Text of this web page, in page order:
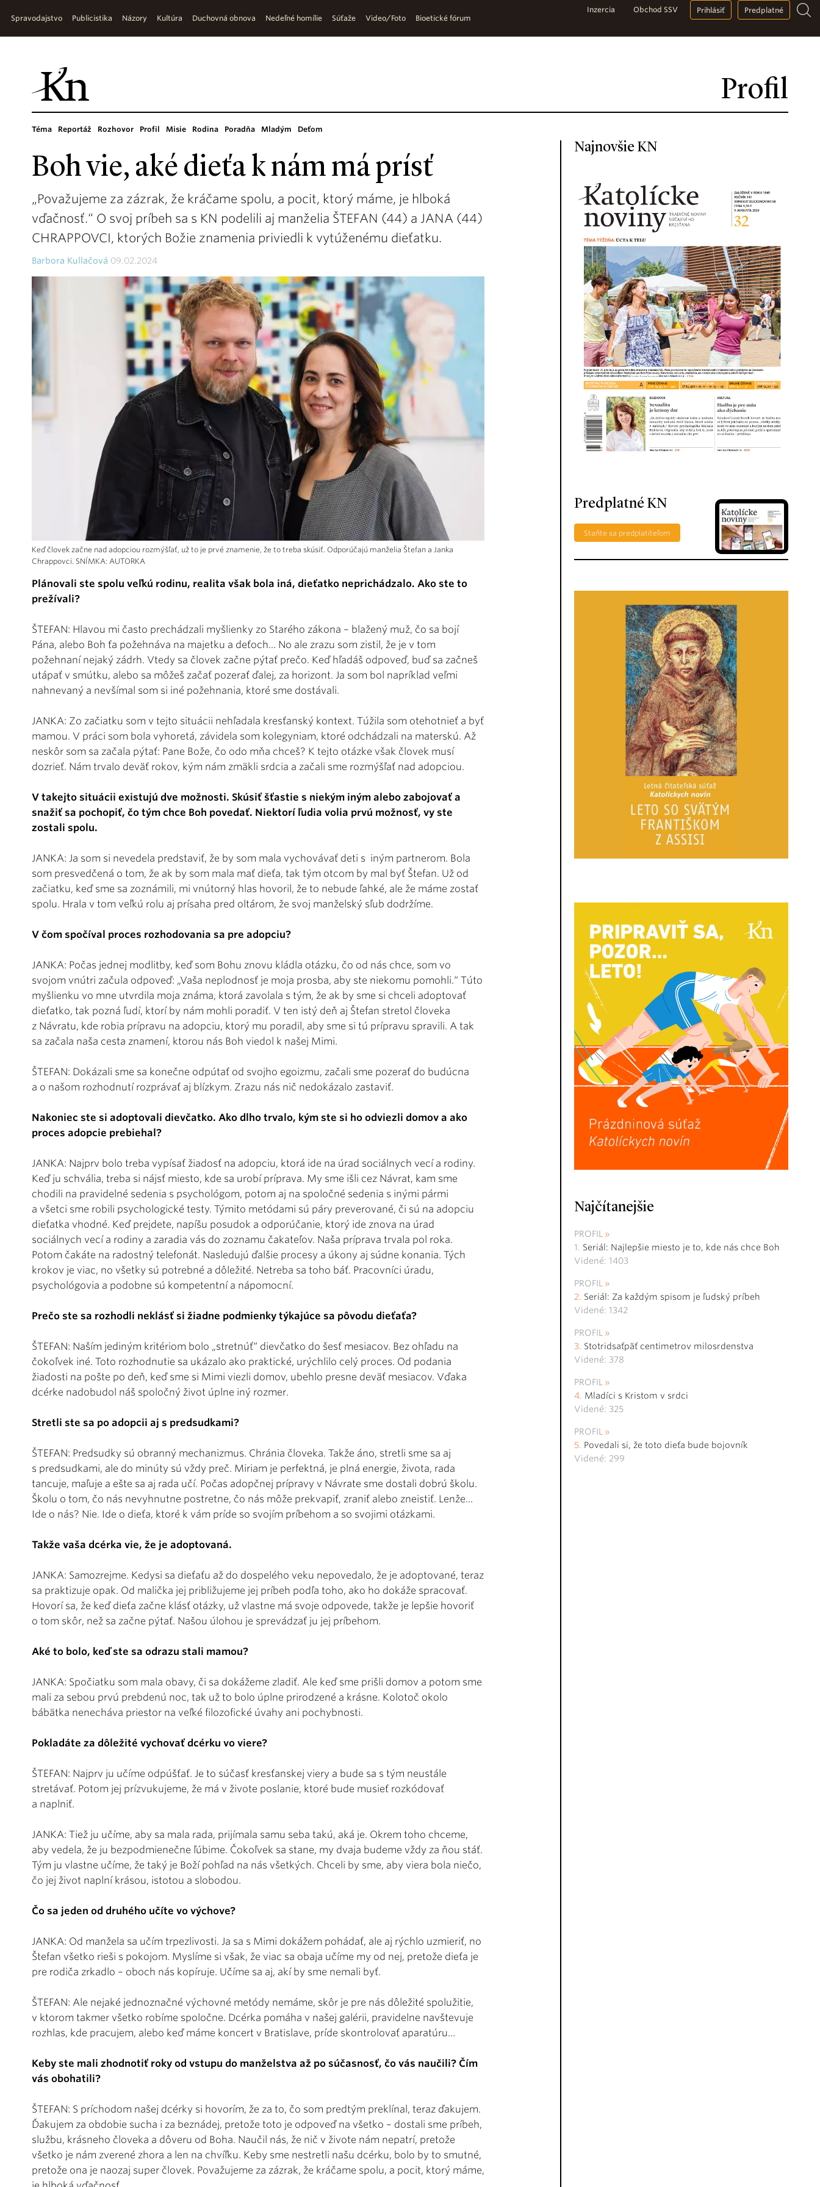
Profil
Spravodajstvo Publicistika Názory Kultúra Duchovná obnova Nedeľné homílie Súťaže Video/Foto Bioetické fórum
Inzercia Obchod SSV Prihlásiť Predplatné
Téma Reportáž Rozhovor Profil Misie Rodina Poradňa Mladým Deťom
Boh vie, aké dieťa k nám má prísť
„Považujeme za zázrak, že kráčame spolu, a pocit, ktorý máme, je hlboká
vďačnosť.“ O svoj príbeh sa s KN podelili aj manželia ŠTEFAN (44) a JANA (44)
CHRAPPOVCI, ktorých Božie znamenia priviedli k vytúženému dieťatku.
Barbora Kullačová 09.02.2024
Keď človek začne nad adopciou rozmýšľať, už to je prvé znamenie, že to treba skúsiť. Odporúčajú manželia Štefan a Janka
Chrappovci. SNÍMKA: AUTORKA
Plánovali ste spolu veľkú rodinu, realita však bola iná, dieťatko neprichádzalo. Ako ste to
prežívali?
ŠTEFAN: Hlavou mi často prechádzali myšlienky zo Starého zákona – blažený muž, čo sa bojí
Pána, alebo Boh ťa požehnáva na majetku a deťoch... No ale zrazu som zistil, že je v tom
požehnaní nejaký zádrh. Vtedy sa človek začne pýtať prečo. Keď hľadáš odpoveď, buď sa začneš
utápať v smútku, alebo sa môžeš začať pozerať ďalej, za horizont. Ja som bol napríklad veľmi
nahnevaný a nevšímal som si iné požehnania, ktoré sme dostávali.
JANKA: Zo začiatku som v tejto situácii nehľadala kresťanský kontext. Túžila som otehotnieť a byť
mamou. V práci som bola vyhoretá, závidela som kolegyniam, ktoré odchádzali na materskú. Až
neskôr som sa začala pýtať: Pane Bože, čo odo mňa chceš? K tejto otázke však človek musí
dozrieť. Nám trvalo deväť rokov, kým nám zmäkli srdcia a začali sme rozmýšľať nad adopciou.
V takejto situácii existujú dve možnosti. Skúsiť šťastie s niekým iným alebo zabojovať a
snažiť sa pochopiť, čo tým chce Boh povedať. Niektorí ľudia volia prvú možnosť, vy ste
zostali spolu.
JANKA: Ja som si nevedela predstaviť, že by som mala vychovávať deti s iným partnerom. Bola
som presvedčená o tom, že ak by som mala mať dieťa, tak tým otcom by mal byť Štefan. Už od
začiatku, keď sme sa zoznámili, mi vnútorný hlas hovoril, že to nebude ľahké, ale že máme zostať
spolu. Hrala v tom veľkú rolu aj prísaha pred oltárom, že svoj manželský sľub dodržíme.
V čom spočíval proces rozhodovania sa pre adopciu?
JANKA: Počas jednej modlitby, keď som Bohu znovu kládla otázku, čo od nás chce, som vo
svojom vnútri začula odpoveď: „Vaša neplodnosť je moja prosba, aby ste niekomu pomohli.“ Túto
myšlienku vo mne utvrdila moja známa, ktorá zavolala s tým, že ak by sme si chceli adoptovať
dieťatko, tak pozná ľudí, ktorí by nám mohli poradiť. V ten istý deň aj Štefan stretol človeka
z Návratu, kde robia prípravu na adopciu, ktorý mu poradil, aby sme si tú prípravu spravili. A tak
sa začala naša cesta znamení, ktorou nás Boh viedol k našej Mimi.
ŠTEFAN: Dokázali sme sa konečne odpútať od svojho egoizmu, začali sme pozerať do budúcna
a o našom rozhodnutí rozprávať aj blízkym. Zrazu nás nič nedokázalo zastaviť.
Nakoniec ste si adoptovali dievčatko. Ako dlho trvalo, kým ste si ho odviezli domov a ako
proces adopcie prebiehal?
JANKA: Najprv bolo treba vypísať žiadosť na adopciu, ktorá ide na úrad sociálnych vecí a rodiny.
Keď ju schvália, treba si nájsť miesto, kde sa urobí príprava. My sme išli cez Návrat, kam sme
chodili na pravidelné sedenia s psychológom, potom aj na spoločné sedenia s inými pármi
a všetci sme robili psychologické testy. Týmito metódami sú páry preverované, či sú na adopciu
dieťatka vhodné. Keď prejdete, napíšu posudok a odporúčanie, ktorý ide znova na úrad
sociálnych vecí a rodiny a zaradia vás do zoznamu čakateľov. Naša príprava trvala pol roka.
Potom čakáte na radostný telefonát. Nasledujú ďalšie procesy a úkony aj súdne konania. Tých
krokov je viac, no všetky sú potrebné a dôležité. Netreba sa toho báť. Pracovníci úradu,
psychológovia a podobne sú kompetentní a nápomocní.
Prečo ste sa rozhodli neklásť si žiadne podmienky týkajúce sa pôvodu dieťaťa?
ŠTEFAN: Naším jediným kritériom bolo „stretnúť“ dievčatko do šesť mesiacov. Bez ohľadu na
čokoľvek iné. Toto rozhodnutie sa ukázalo ako praktické, urýchlilo celý proces. Od podania
žiadosti na pošte po deň, keď sme si Mimi viezli domov, ubehlo presne deväť mesiacov. Vďaka
dcérke nadobudol náš spoločný život úplne iný rozmer.
Stretli ste sa po adopcii aj s predsudkami?
ŠTEFAN: Predsudky sú obranný mechanizmus. Chránia človeka. Takže áno, stretli sme sa aj
s predsudkami, ale do minúty sú vždy preč. Miriam je perfektná, je plná energie, života, rada
tancuje, maľuje a ešte sa aj rada učí. Počas adopčnej prípravy v Návrate sme dostali dobrú školu.
Školu o tom, čo nás nevyhnutne postretne, čo nás môže prekvapiť, zraniť alebo zneistiť. Lenže...
Ide o nás? Nie. Ide o dieťa, ktoré k vám príde so svojím príbehom a so svojimi otázkami.
Takže vaša dcérka vie, že je adoptovaná.
JANKA: Samozrejme. Kedysi sa dieťaťu až do dospelého veku nepovedalo, že je adoptované, teraz
sa praktizuje opak. Od malička jej približujeme jej príbeh podľa toho, ako ho dokáže spracovať.
Hovorí sa, že keď dieťa začne klásť otázky, už vlastne má svoje odpovede, takže je lepšie hovoriť
o tom skôr, než sa začne pýtať. Našou úlohou je sprevádzať ju jej príbehom.
Aké to bolo, keď ste sa odrazu stali mamou?
JANKA: Spočiatku som mala obavy, či sa dokážeme zladiť. Ale keď sme prišli domov a potom sme
mali za sebou prvú prebdenú noc, tak už to bolo úplne prirodzené a krásne. Kolotoč okolo
bábätka nenecháva priestor na veľké filozofické úvahy ani pochybnosti.
Pokladáte za dôležité vychovať dcérku vo viere?
ŠTEFAN: Najprv ju učíme odpúšťať. Je to súčasť kresťanskej viery a bude sa s tým neustále
stretávať. Potom jej prízvukujeme, že má v živote poslanie, ktoré bude musieť rozkódovať
a naplniť.
JANKA: Tiež ju učíme, aby sa mala rada, prijímala samu seba takú, aká je. Okrem toho chceme,
aby vedela, že ju bezpodmienečne ľúbime. Čokoľvek sa stane, my dvaja budeme vždy za ňou stáť.
Tým ju vlastne učíme, že taký je Boží pohľad na nás všetkých. Chceli by sme, aby viera bola niečo,
čo jej život naplní krásou, istotou a slobodou.
Čo sa jeden od druhého učíte vo výchove?
JANKA: Od manžela sa učím trpezlivosti. Ja sa s Mimi dokážem pohádať, ale aj rýchlo uzmieriť, no
Štefan všetko rieši s pokojom. Myslíme si však, že viac sa obaja učíme my od nej, pretože dieťa je
pre rodiča zrkadlo – oboch nás kopíruje. Učíme sa aj, akí by sme nemali byť.
ŠTEFAN: Ale nejaké jednoznačné výchovné metódy nemáme, skôr je pre nás dôležité spolužitie,
v ktorom takmer všetko robíme spoločne. Dcérka pomáha v našej galérii, pravidelne navštevuje
rozhlas, kde pracujem, alebo keď máme koncert v Bratislave, príde skontrolovať aparatúru...
Keby ste mali zhodnotiť roky od vstupu do manželstva až po súčasnosť, čo vás naučili? Čím
vás obohatili?
ŠTEFAN: S príchodom našej dcérky si hovorím, že za to, čo som predtým preklínal, teraz ďakujem.
Ďakujem za obdobie sucha i za beznádej, pretože toto je odpoveď na všetko – dostali sme príbeh,
službu, krásneho človeka a dôveru od Boha. Naučil nás, že nič v živote nám nepatrí, pretože
všetko je nám zverené zhora a len na chvíľku. Keby sme nestretli našu dcérku, bolo by to smutné,
pretože ona je naozaj super človek. Považujeme za zázrak, že kráčame spolu, a pocit, ktorý máme,
Najnovšie KN
Predplatné KN
Staňte sa predplatiteľom
Najčítanejšie
PROFIL
Seriál: Najlepšie miesto je to, kde nás chce Boh
Videné: 1403
PROFIL
Seriál: Za každým spisom je ľudský príbeh
Videné: 1342
PROFIL
Stotridsaťpäť centimetrov milosrdenstva
Videné: 378
PROFIL
Mladíci s Kristom v srdci
Videné: 325
PROFIL
Povedali si, že toto dieťa bude bojovník
Videné: 299